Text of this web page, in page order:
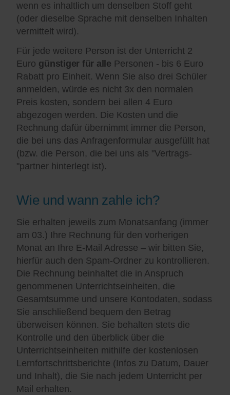
wenn es inhaltlich um denselben Stoff geht
(oder dieselbe Sprache mit denselben Inhalten
vermittelt wird).
Für jede weitere Person ist der Unterricht 2
Euro günstiger für alle Personen - bis 6 Euro
Rabatt pro Einheit. Wenn Sie also drei Schüler
anmelden, würde es nicht 3x den normalen
Preis kosten, sondern bei allen 4 Euro
abgezogen werden. Die Kosten und die
Rechnung dafür übernimmt immer die Person,
die bei uns das Anfragenformular ausgefüllt hat
(bzw. die Person, die bei uns als "Vertrags-
"partner hinterlegt ist).
Wie und wann zahle ich?
Sie erhalten jeweils zum Monatsanfang (immer
am 03.) Ihre Rechnung für den vorherigen
Monat an Ihre E-Mail Adresse – wir bitten Sie,
hierfür auch den Spam-Ordner zu kontrollieren.
Die Rechnung beinhaltet die in Anspruch
genommenen Unterrichtseinheiten, die
Gesamtsumme und unsere Kontodaten, sodass
Sie anschließend bequem den Betrag
überweisen können. Sie behalten stets die
Kontrolle und den überblick über die
Unterrichtseinheiten mithilfe der kostenlosen
Lernfortschrittsberichte (Infos zu Datum, Dauer
und Inhalt), die Sie nach jedem Unterricht per
Mail erhalten.